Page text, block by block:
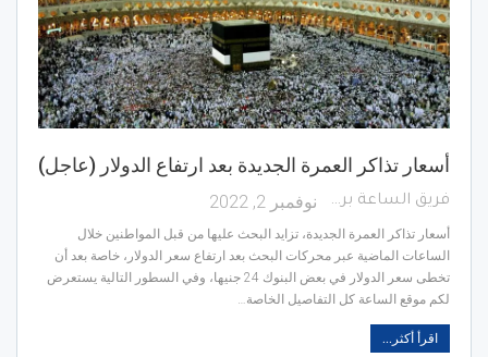
أسعار تذاكر العمرة الجديدة بعد ارتفاع الدولار (عاجل)
فريق الساعة برس نوفمبر 2, 2022
أسعار تذاكر العمرة الجديدة، تزايد البحث عليها من قبل المواطنين خلال
الساعات الماضية عبر محركات البحث بعد ارتفاع سعر الدولار، خاصة بعد أن
تخطى سعر الدولار في بعض البنوك 24 جنيها، وفي السطور التالية يستعرض
لكم موقع الساعة كل التفاصيل الخاصة…
اقرأ أكثر...